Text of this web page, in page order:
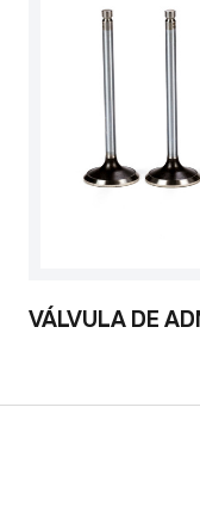
VÁLVULA DE